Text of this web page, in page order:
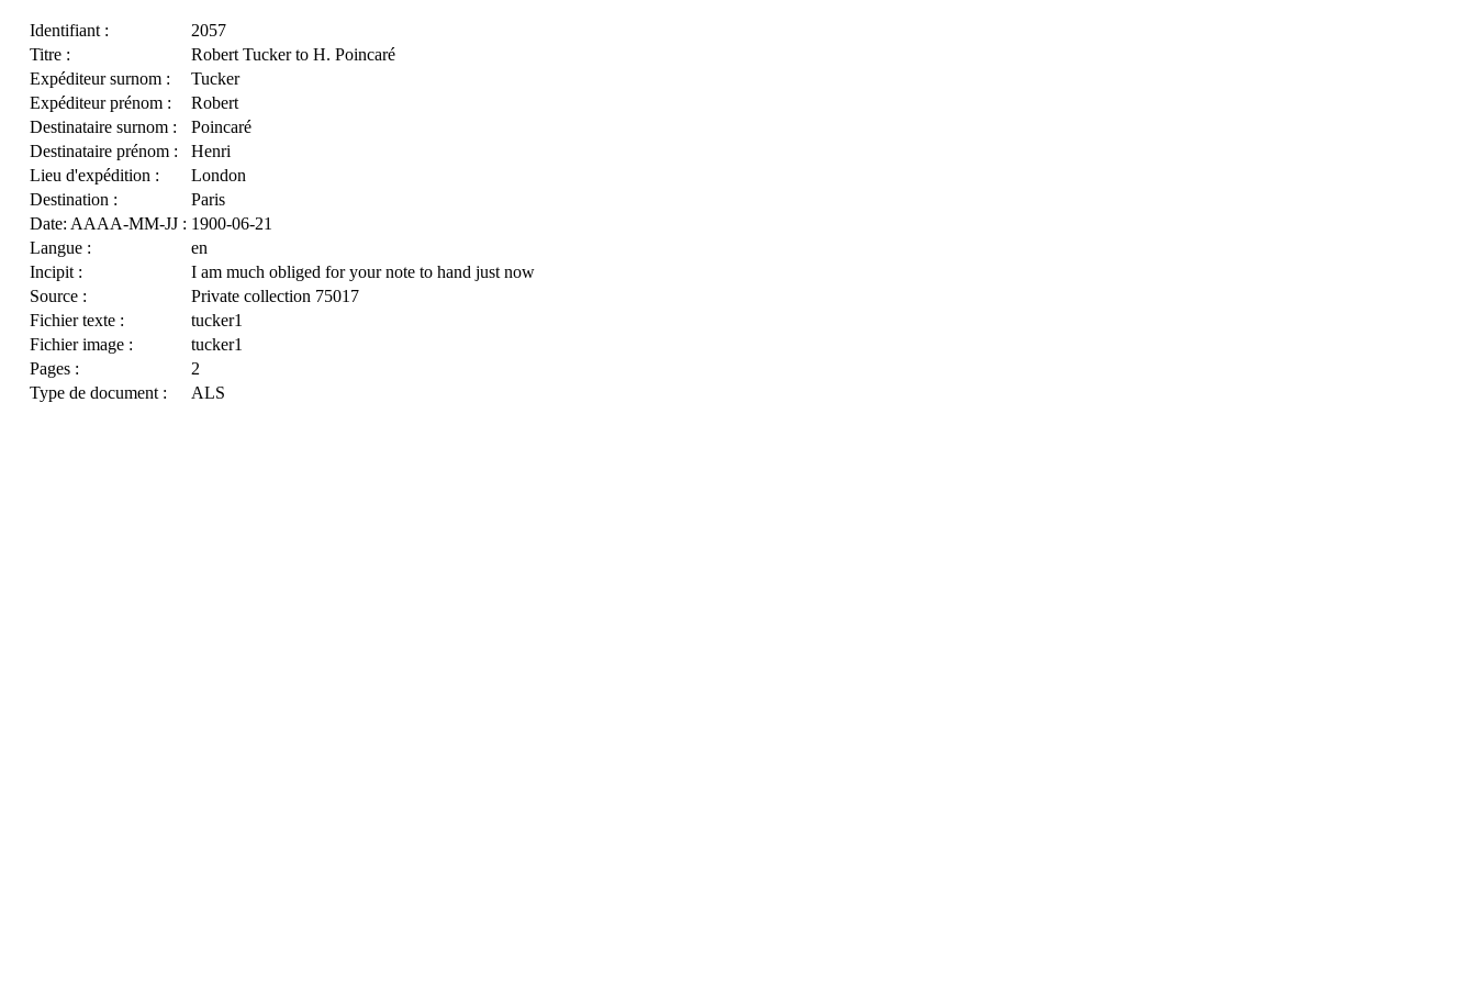
Identifiant :
2057
Titre :
Robert Tucker to H. Poincaré
Expéditeur surnom :
Tucker
Expéditeur prénom :
Robert
Destinataire surnom :
Poincaré
Destinataire prénom :
Henri
Lieu d'expédition :
London
Destination :
Paris
Date: AAAA-MM-JJ : 1900-06-21
Langue :
en
Incipit :
I am much obliged for your note to hand just now
Source :
Private collection 75017
Fichier texte :
tucker1
Fichier image :
tucker1
Pages :
2
Type de document :
ALS